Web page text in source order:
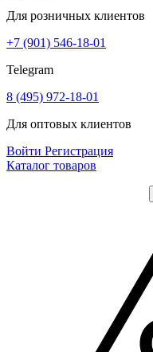
Для розничных клиентов
+7 (901) 546-18-01
Telegram
8 (495) 972-18-01
Для оптовых клиентов
Войти Регистрация
Каталог товаров